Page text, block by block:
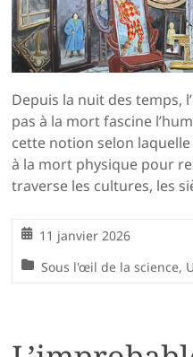
Depuis la nuit des temps,
pas à la mort fascine
cette notion selon laquelle
à la mort physique pour
traverse les cultures, les
11 janvier 2026
Sous l'œil de la science,